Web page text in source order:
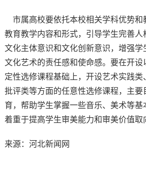
市属高校要依托本校相关学科优势和
教育教学内容和形式，引导学生完善人
文化主体意识和文化创新意识，增强学
文化艺术的责任感和使命感。要在开设
定性选修课程基础上，开设艺术实践
批评类等方面的任意性选修课程，主要
育，帮助学生掌握一些音乐、美术等基
着重于提高学生审美能力和审美价值取
来源：河北新闻网